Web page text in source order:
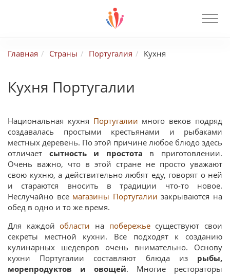
Главная Страны Португалия Кухня
Кухня Португалии
Национальная кухня Португалии много веков подряд
создавалась простыми крестьянами и рыбаками
местных деревень. По этой причине любое блюдо здесь
отличает сытность и простота в приготовлении.
Очень важно, что в этой стране не просто уважают
свою кухню, а действительно любят еду, говорят о ней
и стараются вносить в традиции что-то новое.
Неслучайно все магазины Португалии закрываются на
обед в одно и то же время.
Для каждойобласти на побережьесуществуют свои
секреты местной кухни. Все подходят к созданию
кулинарных шедевров очень внимательно. Основу
кухни Португалии составляют блюда из рыбы,
морепродуктов и овощей. Многие рестораторы